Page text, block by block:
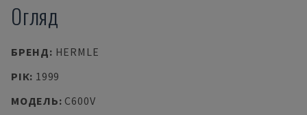
Огляд
БРЕНД: HERMLE
РІК: 1999
МОДЕЛЬ: C600V